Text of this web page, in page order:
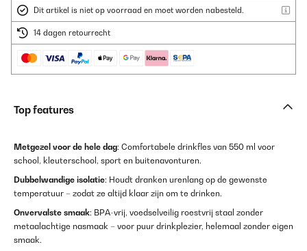
Dit artikel is niet op voorraad en moet worden nabesteld.
14 dagen retourrecht
Top features
Metgezel voor de hele dag: Comfortabele drinkfles van 550 ml voor
school, kleuterschool, sport en buitenavonturen.
Dubbelwandige isolatie: Houdt dranken urenlang op de gewenste
temperatuur – zodat ze altijd klaar zijn om te drinken.
Onvervalste smaak: BPA-vrij, voedselveilig roestvrij staal zonder
metaalachtige nasmaak – voor puur drinkplezier, helemaal zonder eigen
smaak.